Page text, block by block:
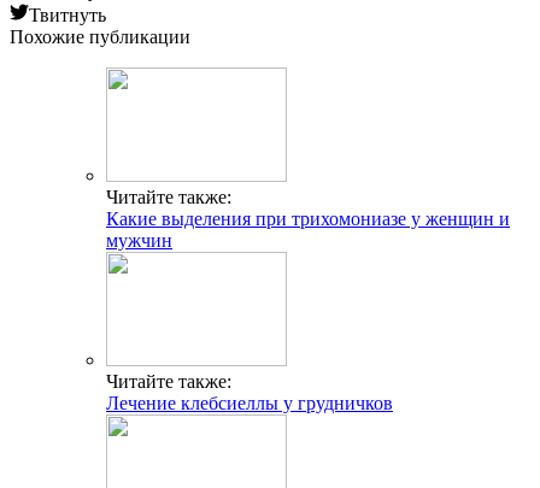
Твитнуть
Похожие публикации
Читайте также:
Какие выделения при трихомониазе у женщин и
мужчин
Читайте также:
Лечение клебсиеллы у грудничков